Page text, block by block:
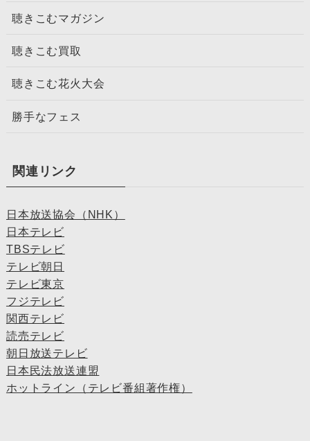
聴きこむマガジン
聴きこむ買取
聴きこむ花火大会
勝手なフェス
関連リンク
日本放送協会（NHK）
日本テレビ
TBSテレビ
テレビ朝日
テレビ東京
フジテレビ
関西テレビ
読売テレビ
朝日放送テレビ
日本民法放送連盟
ホットライン（テレビ番組著作権）